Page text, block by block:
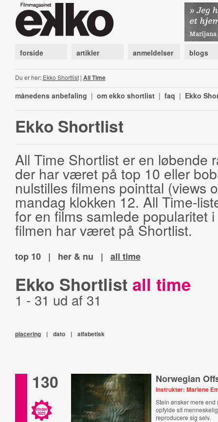
forside artikler anmeldelser blogs
Du er her: Ekko Shortlist| All Time
månedens anbefaling | om ekko shortlist | faq | Ekko
Ekko Shortlist
All Time Shortlist er en løbende
der har været på top 10 eller
nulstilles filmens pointtal (views
mandag klokken 12. All Time-
for en films samlede popularitet
filmen har været på Shortlist.
top 10 | her & nu | all time
Ekko Shortlist all time
1 - 31 ud af 31
placering | dato | alfabetisk
130
Vinder
2023
Norwegian
Instruktør: Marlene
Stein ønsker mere end
opfylde sit
reproducere sig selv.